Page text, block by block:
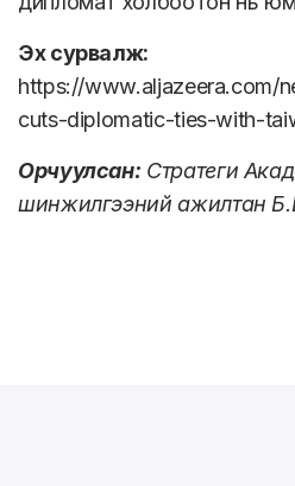
Эх сурвалж:
https://www.aljazeera.com/
cuts-diplomatic-ties-with-
Орчуулсан: Стратеги
шинжилгээний ажилтан